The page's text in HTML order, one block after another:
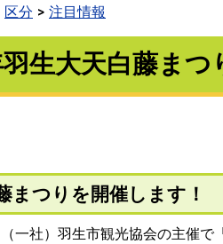
区分 注目情報
生大天白藤まつ
まつりを開催します！
一社）羽生市観光協会の主催で